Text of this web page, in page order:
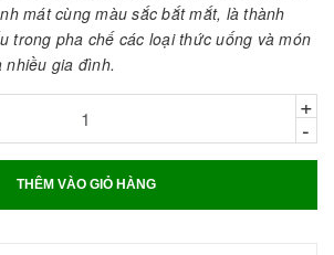
mát cùng màu sắc bắt mắt, là thành
trong pha chế các loại thức uống và món
gia đình.
+
-
THÊM VÀO GIỎ HÀNG